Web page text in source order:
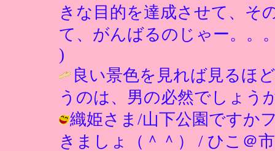
きな目的を達成させて、そ
て、がんばるのじゃー。。
)
良い景色を見れば見るほ
うのは、男の必然でしょう
織姫さま/山下公園ですか
きましょ（＾＾） / ひこ＠